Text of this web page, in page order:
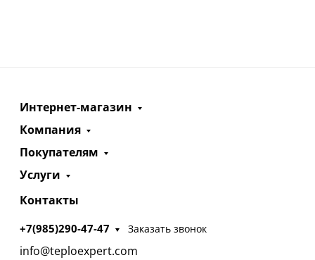
Интернет-магазин
Компания
Покупателям
Услуги
Контакты
+7(985)290-47-47 Заказать звонок
info@teploexpert.com